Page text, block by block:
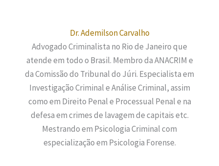
Dr. Ademilson Carvalho
Advogado Criminalista no Rio de Janeiro que
atende em todo o Brasil. Membro da ANACRIM e
da Comissão do Tribunal do Júri. Especialista em
Investigação Criminal e Análise Criminal, assim
como em Direito Penal e Processual Penal e na
defesa em crimes de lavagem de capitais etc.
Mestrando em Psicologia Criminal com
especialização em Psicologia Forense.